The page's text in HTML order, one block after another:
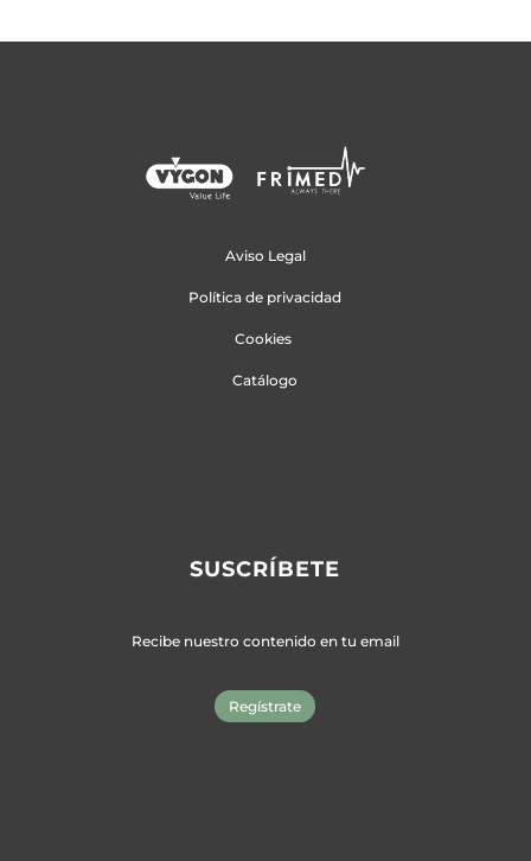
Aviso Legal
Política de privacidad
Cookies
Catálogo
SUSCRÍBETE
Recibe nuestro contenido en tu email
Regístrate